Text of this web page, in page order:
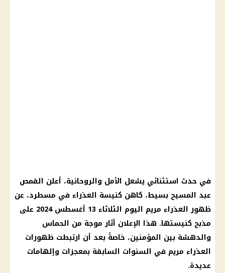
في حدث استثنائي يشعل الأمل والروحانية، أعلن القمص
عبد المسيح بسيط، كاهن كنيسة العذراء في مسطرد، عن
ظهور العذراء مريم اليوم الثلاثاء 13 أغسطس 2024 على
مذبح كنيستها. هذا الإعلان أثار موجة من الحماس
والدهشة بين المؤمنين، خاصةً بعد أن ارتبطت ظهورات
العذراء مريم في السنوات السابقة بمعجزات وإلهامات
عديدة.